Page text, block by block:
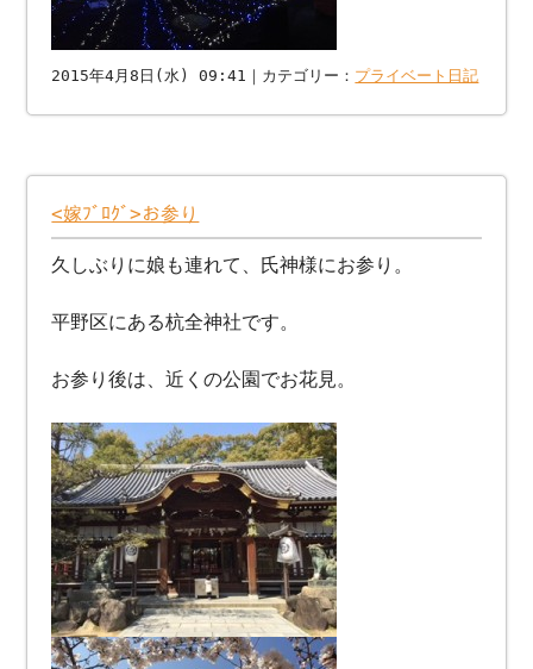
2015年4月8日(水) 09:41｜カテゴリー： プライベート日記
<嫁ﾌﾞﾛｸﾞ>お参り
久しぶりに娘も連れて、氏神様にお参り。
平野区にある杭全神社です。
お参り後は、近くの公園でお花見。